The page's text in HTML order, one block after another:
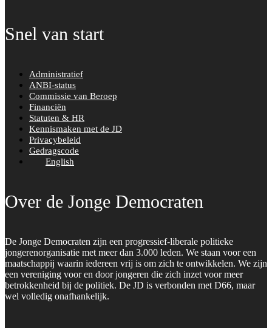
Snel van start
Administratief
ANBI-status
Commissie van Beroep
Financiën
Statuten & HR
Kennismaken met de JD
Privacybeleid
Gedragscode
English
Over de Jonge Democraten
De Jonge Democraten zijn een progressief-liberale politieke
jongerenorganisatie met meer dan 3.000 leden. We staan voor een
maatschappij waarin iedereen vrij is om zich te ontwikkelen. We zijn
een vereniging voor en door jongeren die zich inzet voor meer
betrokkenheid bij de politiek. De JD is verbonden met D66, maar
wel volledig onafhankelijk.